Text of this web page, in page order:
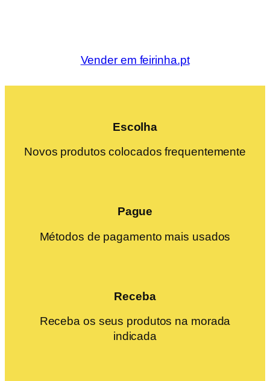
Vender em feirinha.pt
Escolha
Novos produtos colocados frequentemente
Pague
Métodos de pagamento mais usados
Receba
Receba os seus produtos na morada
indicada